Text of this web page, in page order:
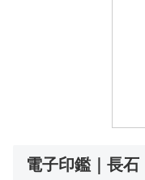
電子印鑑｜長石